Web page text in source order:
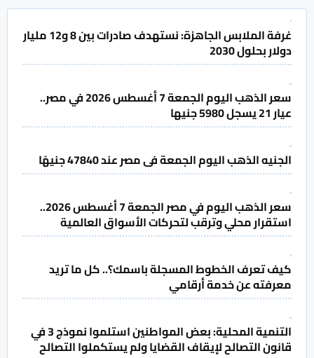
غرفة الملابس الجاهزة: نستهدف صادرات بين 8 و12 مليار
دولار بحلول 2030
سعر الذهب اليوم الجمعة 7 أغسطس 2026 في مصر..
عيار 21 يسجل 5980 جنيها
الجنيه الذهب اليوم الجمعة فى مصر عند 47840 جنيهًا
سعر الذهب اليوم في مصر الجمعة 7 أغسطس 2026..
استقرار محلي وترقب لتحركات الأسواق العالمية
كيف تعرف الخطوط المسجلة باسمك؟.. كل ما تريد
معرفته عن خدمة أرقامي
التنمية المحلية: بعض المواطنين استلموا نموذج 3 في
قانون التصالح لإيقاف القضايا ولم يستكملوا التصالح